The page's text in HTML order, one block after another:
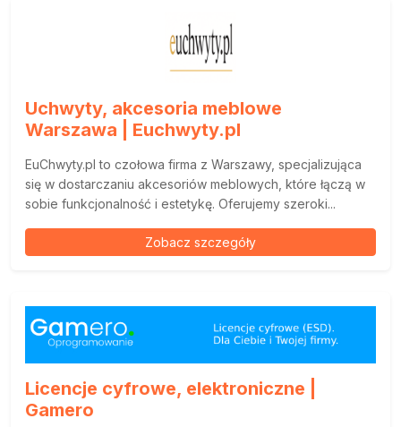
Uchwyty, akcesoria meblowe
Warszawa | Euchwyty.pl
EuChwyty.pl to czołowa firma z Warszawy, specjalizująca
się w dostarczaniu akcesoriów meblowych, które łączą w
sobie funkcjonalność i estetykę. Oferujemy szeroki...
Zobacz szczegóły
Licencje cyfrowe, elektroniczne |
Gamero